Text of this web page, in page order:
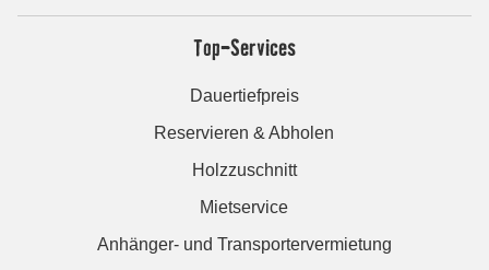
Top-Services
Dauertiefpreis
Reservieren & Abholen
Holzzuschnitt
Mietservice
Anhänger- und Transportervermietung